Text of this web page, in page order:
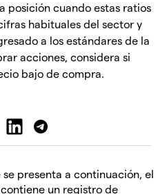
posición cuando estas ratios
habituales del sector y
a los estándares de la
acciones, considera si
bajo de compra.
presenta a continuación, el
un registro de